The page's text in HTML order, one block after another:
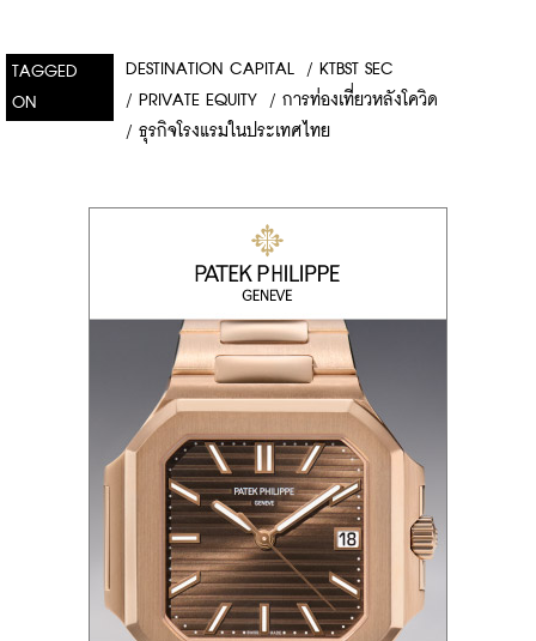
TAGGED
ON
DESTINATION CAPITAL / KTBST SEC
/ PRIVATE EQUITY / การท่องเที่ยวหลังโควิด
/ ธุรกิจโรงแรมในประเทศไทย